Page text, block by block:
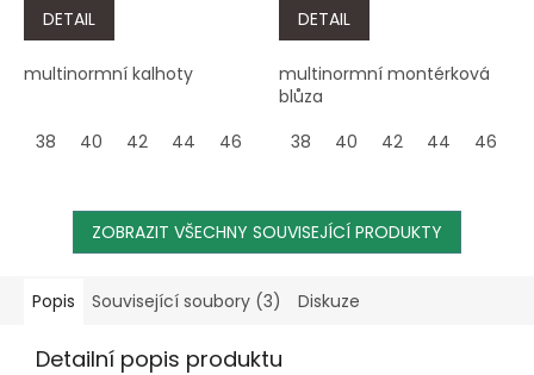
DETAIL
multinormní kalhoty
38 40 42 44 46 54 56 58
DETAIL
multinormní montérková
blůza
38
40 42 44 46
ZOBRAZIT VŠECHNY SOUVISEJÍCÍ PRODUKTY
Popis Související soubory (3) Diskuze
Detailní popis produktu